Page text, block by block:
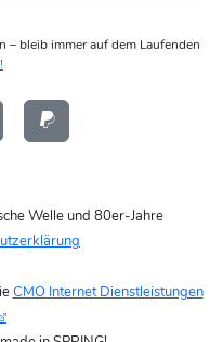
– bleib immer auf dem Laufenden
Welle und 80er-Jahre
CMO Internet Dienstleistungen